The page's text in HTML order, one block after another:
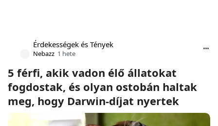
Érdekességek és Tények
Nebazz 1 hete
5 férfi, akik vadon élő állatokat
fogdostak, és olyan ostobán haltak
meg, hogy Darwin-díjat nyertek